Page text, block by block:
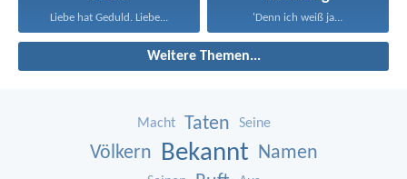
Liebe hat Geduld. Liebe... 'Denn ich weiß ja...
Weitere Themen...
Macht Taten Seine
Völkern Bekannt Namen